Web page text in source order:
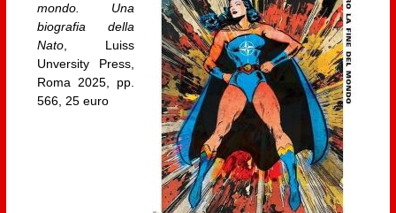
mondo. Una
biografia della
Nato, Luiss
Unversity Press,
Roma 2025, pp.
566, 25 euro